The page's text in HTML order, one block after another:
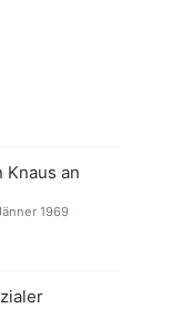
Knaus an
1969